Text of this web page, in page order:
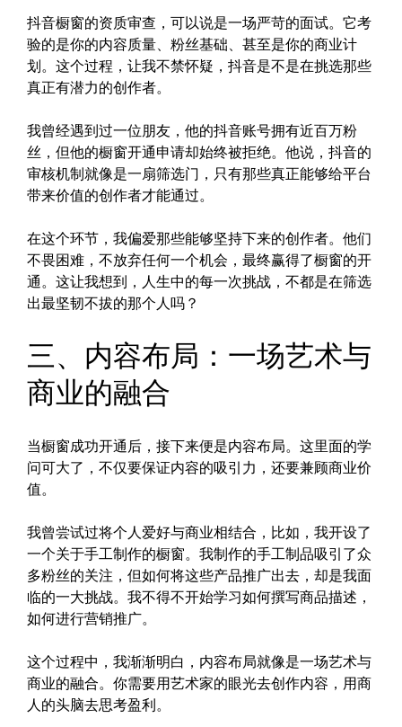
抖音橱窗的资质审查，可以说是一场严苛的面试。它考
验的是你的内容质量、粉丝基础、甚至是你的商业计
划。这个过程，让我不禁怀疑，抖音是不是在挑选那些
真正有潜力的创作者。
我曾经遇到过一位朋友，他的抖音账号拥有近百万粉
丝，但他的橱窗开通申请却始终被拒绝。他说，抖音的
审核机制就像是一扇筛选门，只有那些真正能够给平台
带来价值的创作者才能通过。
在这个环节，我偏爱那些能够坚持下来的创作者。他们
不畏困难，不放弃任何一个机会，最终赢得了橱窗的开
通。这让我想到，人生中的每一次挑战，不都是在筛选
出最坚韧不拔的那个人吗？
三、内容布局：一场艺术与
商业的融合
当橱窗成功开通后，接下来便是内容布局。这里面的学
问可大了，不仅要保证内容的吸引力，还要兼顾商业价
值。
我曾尝试过将个人爱好与商业相结合，比如，我开设了
一个关于手工制作的橱窗。我制作的手工制品吸引了众
多粉丝的关注，但如何将这些产品推广出去，却是我面
临的一大挑战。我不得不开始学习如何撰写商品描述，
如何进行营销推广。
这个过程中，我渐渐明白，内容布局就像是一场艺术与
商业的融合。你需要用艺术家的眼光去创作内容，用商
人的头脑去思考盈利。